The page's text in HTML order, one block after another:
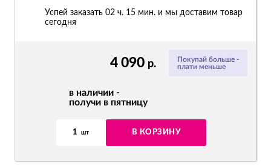
Покупай больше -
плати меньше
4 090 р.
в наличии -
получи в пятницу
1 шт В КОРЗИНУ
Успей заказать 02 ч. 15 мин. и мы доставим товар
сегодня